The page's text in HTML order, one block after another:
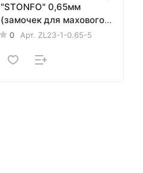
"STONFO" 0,65мм
(замочек для махового
удилища) 5шт.
0 Арт. ZL23-1-0.65-5